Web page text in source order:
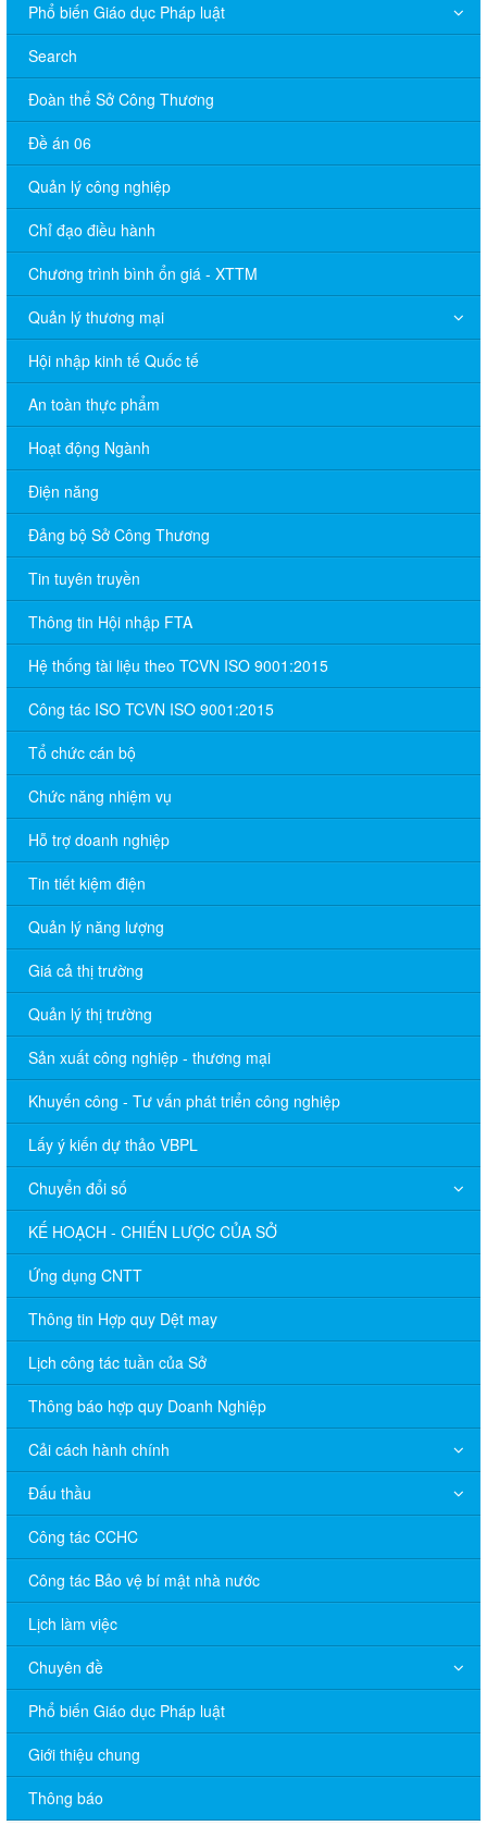
Phổ biến Giáo dục Pháp luật
Search
Đoàn thể Sở Công Thương
Đề án 06
Quản lý công nghiệp
Chỉ đạo điều hành
Chương trình bình ổn giá - XTTM
Quản lý thương mại
Hội nhập kinh tế Quốc tế
An toàn thực phẩm
Hoạt động Ngành
Điện năng
Đảng bộ Sở Công Thương
Tin tuyên truyền
Thông tin Hội nhập FTA
Hệ thống tài liệu theo TCVN ISO 9001:2015
Công tác ISO TCVN ISO 9001:2015
Tổ chức cán bộ
Chức năng nhiệm vụ
Hỗ trợ doanh nghiệp
Tin tiết kiệm điện
Quản lý năng lượng
Giá cả thị trường
Quản lý thị trường
Sản xuất công nghiệp - thương mại
Khuyến công - Tư vấn phát triển công nghiệp
Lấy ý kiến dự thảo VBPL
Chuyển đổi số
KẾ HOẠCH - CHIẾN LƯỢC CỦA SỞ
Ứng dụng CNTT
Thông tin Hợp quy Dệt may
Lịch công tác tuần của Sở
Thông báo hợp quy Doanh Nghiệp
Cải cách hành chính
Đấu thầu
Công tác CCHC
Công tác Bảo vệ bí mật nhà nước
Lịch làm việc
Chuyên đề
Phổ biến Giáo dục Pháp luật
Giới thiệu chung
Thông báo
V/v đề nghị báo cáo hệ thống phân phối, nhãn hiệu hàng hóa
và hoạt động mua bán khí trên địa bàn tỉnh năm 2025 (nhắc lần
2).
Thông báo bán thanh lý tài sản công theo hình thức chỉ định